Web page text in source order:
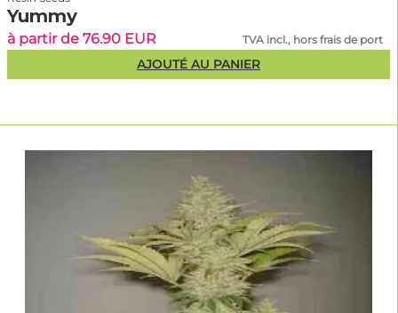
Yummy
à partir de 76.90 EUR TVA incl., hors frais de port
AJOUTÉ AU PANIER